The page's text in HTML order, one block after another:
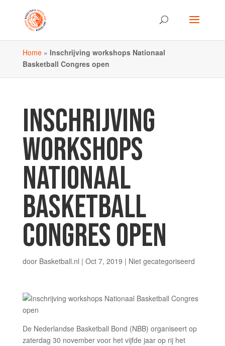
Home» Inschrijving workshops Nationaal
Basketball Congres open
INSCHRIJVING
WORKSHOPS
NATIONAAL
BASKETBALL
CONGRES OPEN
door Basketball.nl | Oct 7, 2019 | Niet gecategoriseerd
De Nederlandse Basketball Bond (NBB) organiseert op
zaterdag 30 november voor het vijfde jaar op rij het